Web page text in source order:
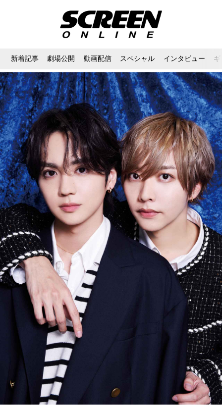
新着記事 劇場公開 動画配信 スペシャル インタビュー